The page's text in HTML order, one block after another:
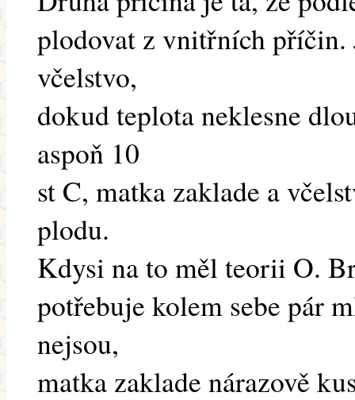
plodovat z vnitřních příčin.
včelstvo,
dokud teplota neklesne
aspoň 10
st C, matka zaklade a
plodu.
Kdysi na to měl teorii O.
potřebuje kolem sebe pár
nejsou,
matka zaklade nárazově